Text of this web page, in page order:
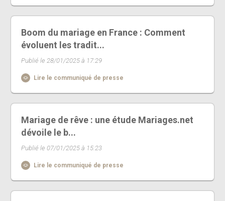
Boom du mariage en France : Comment
évoluent les tradit...
Publié le 28/01/2025 à 17:29
Lire le communiqué de presse
Mariage de rêve : une étude Mariages.net
dévoile le b...
Publié le 07/01/2025 à 15:23
Lire le communiqué de presse